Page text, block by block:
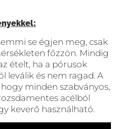
se égjen meg, csak
főzzön. Mindig
ételt, ha a pórusok
leválik és nem ragad. A
minden szabványos,
acélból
keverő használható.